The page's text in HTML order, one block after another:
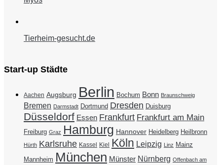
Tierheim-gesucht.de
Start-up Städte
Aachen Augsburg Berlin Bochum Bonn Braunschweig
Bremen Darmstadt Dortmund Dresden Duisburg
Düsseldorf Essen Frankfurt Frankfurt am Main
Freiburg Graz Hamburg Hannover Heidelberg Heilbronn
Hürth Karlsruhe Kassel Kiel Köln Leipzig Linz Mainz
Mannheim München Münster Nürnberg Offenbach am